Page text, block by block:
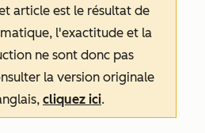
article est le résultat de
l'exactitude et la
ne sont donc pas
la version originale
cliquez ici.